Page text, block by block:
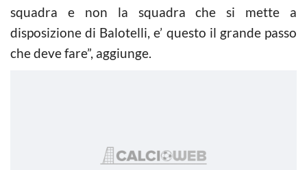
squadra e non la squadra che si mette a
disposizione di Balotelli, e’ questo il grande passo
che deve fare”, aggiunge.